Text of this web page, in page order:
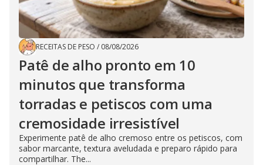
RECEITAS DE PESO / 08/08/2026
Patê de alho pronto em 10
minutos que transforma
torradas e petiscos com uma
cremosidade irresistível
Experimente patê de alho cremoso entre os petiscos, com
sabor marcante, textura aveludada e preparo rápido para
compartilhar. The...